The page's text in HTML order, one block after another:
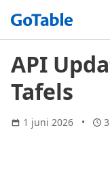
API
Tafels
1 juni 2026